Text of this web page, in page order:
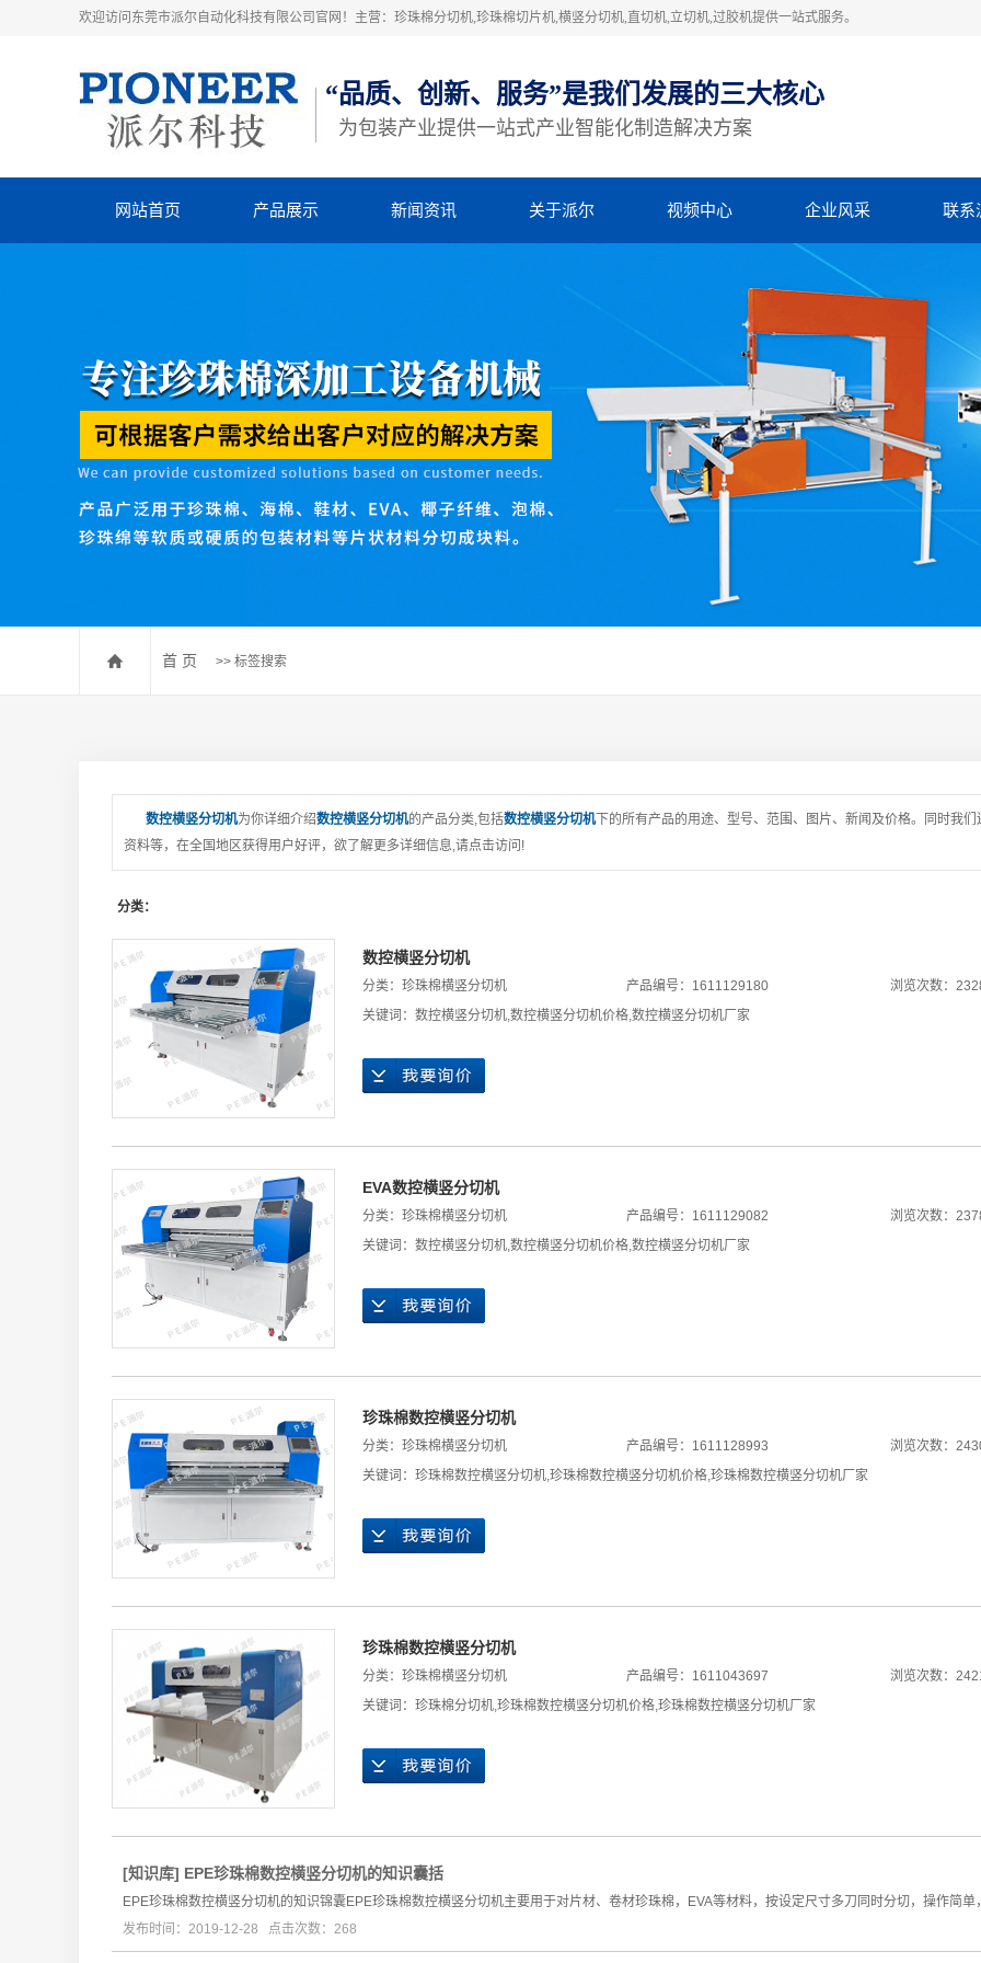
欢迎访问东莞市派尔自动化科技有限公司官网！主营：珍珠棉分切机,珍珠棉切片机,横竖分切机,直切机,立切机,过胶机提供一站式服务。
“品质、创新、服务”是我们发展的三大核心
为包装产业提供一站式产业智能化制造解决方案
网站首页 产品展示
EVA横竖分切机
四柱裁断机
热熔胶机
珍珠棉压棉机
新闻资讯 关于派尔 视频中心 企业风采 联系
首 页 >> 标签搜索
数控横竖分切机为你详细介绍数控横竖分切机的产品分类,包括数控横竖分切机下的所有产品的用途、型号、范围、图片、新闻及价格。同时我们
资料等，在全国地区获得用户好评，欲了解更多详细信息,请点击访问!
分类：
数控横竖分切机
分类： 珍珠棉横竖分切机 产品编号：1611129180
浏览次数：
关键词： 数控横竖分切机,数控横竖分切机价格,数控横竖分切机厂家
EVA数控横竖分切机
分类： 珍珠棉横竖分切机 产品编号：1611129082
浏览次数：
关键词： 数控横竖分切机,数控横竖分切机价格,数控横竖分切机厂家
珍珠棉数控横竖分切机
分类： 珍珠棉横竖分切机 产品编号：1611128993
浏览次数：
关键词： 珍珠棉数控横竖分切机,珍珠棉数控横竖分切机价格,珍珠棉数控横竖分切机厂家
珍珠棉数控横竖分切机
分类： 珍珠棉横竖分切机 产品编号：1611043697
浏览次数：
关键词： 珍珠棉分切机,珍珠棉数控横竖分切机价格,珍珠棉数控横竖分切机厂家
[知识库] EPE珍珠棉数控横竖分切机的知识囊括
EPE珍珠棉数控横竖分切机的知识锦囊EPE珍珠棉数控横竖分切机主要用于对片材、卷材珍珠棉，EVA等材料，按设定尺寸多刀同时分切，操作简
发布时间：2019-12-28 点击次数：268